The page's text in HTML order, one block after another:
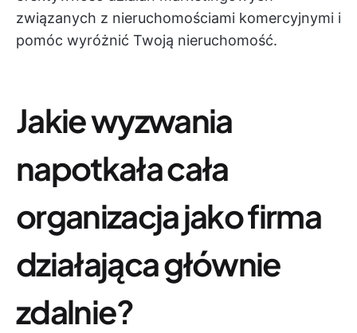
związanych z nieruchomościami komercyjnymi i
pomóc wyróżnić Twoją nieruchomość.
Jakie wyzwania
napotkała cała
organizacja jako firma
działająca głównie
zdalnie?